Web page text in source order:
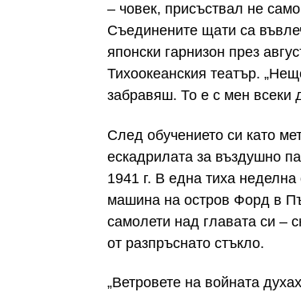
– човек, присъствал не
Съединените щати са
японски гарнизон през
Тихоокеанския театър.
забравяш. То е с мен всеки
След обучението си като
ескадрилата за въздушно
1941 г. В една тиха
машина на остров Форд в
самолети над главата си –
от разпръснато стъкло.
„Ветровете на войната